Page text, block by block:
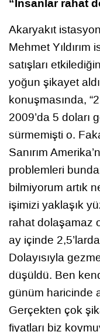
Akaryakıt
Mehmet
satışları
yoğun şikayet
konuşmasında,
2009’da 5 doları
sürmemişti o.
Sanırım
problemleri
bilmiyorum artık
işimizi yaklaşık
rahat dolaşamaz
ay içinde
Dolayısıyla
düşüldü. Ben
günüm haricinde
Gerçekten çok
fiyatları biz